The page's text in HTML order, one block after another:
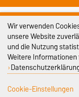
Wir verwenden
unsere Website
und die Nutzung
Weitere
Cookie-Einstellungen